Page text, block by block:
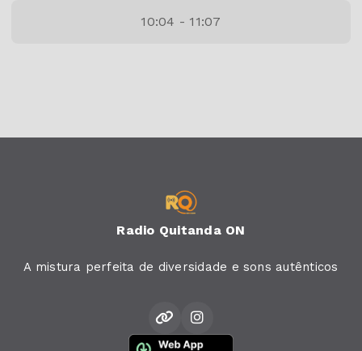
10:04 - 11:07
Radio Quitanda ON
A mistura perfeita de diversidade e sons autênticos